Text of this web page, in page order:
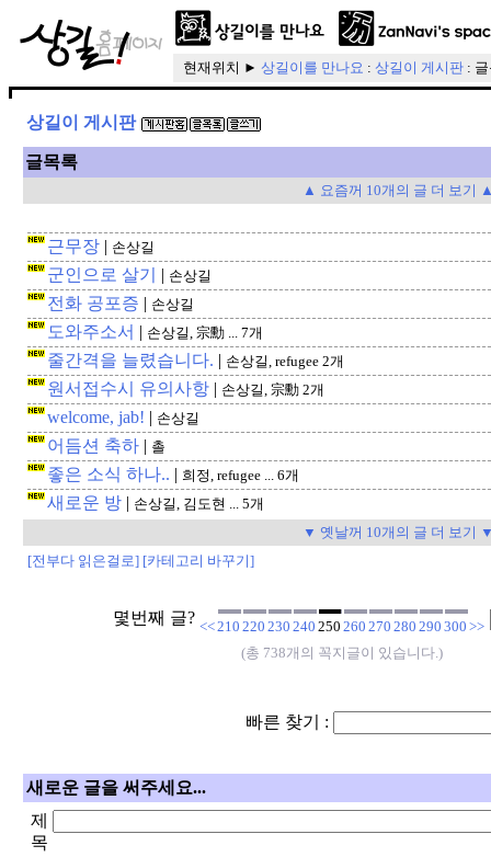
현재위치 ► 상길이를 만나요 : 상길이 게시판 :
상길이 게시판
글목록
▲ 요즘꺼 10개의 글 더 보기
근무장 | 손상길
군인으로 살기 | 손상길
전화 공포증 | 손상길
도와주소서 | 손상길, 宗勳 ... 7개
줄간격을 늘렸습니다. | 손상길, refugee 2개
원서접수시 유의사항 | 손상길, 宗勳 2개
welcome, jab! | 손상길
어듬션 축하 | 촐
좋은 소식 하나.. | 희정, refugee ... 6개
새로운 방 | 손상길, 김도현 ... 5개
▼ 옛날꺼 10개의 글 더 보기
[전부다 읽은걸로] [카테고리 바꾸기]
몇번째 글? <<210 220 230 240 250 260 270 280 290 300 >>
(총 738개의 꼭지글이 있습니다.)
빠른 찾기 :
새로운 글을 써주세요...
제
목